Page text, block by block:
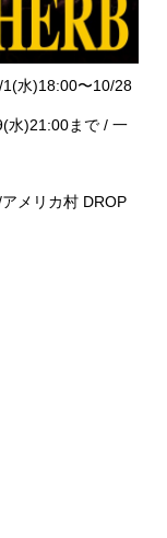
水)18:00〜10/28
水)21:00まで / 一
メリカ村 DROP